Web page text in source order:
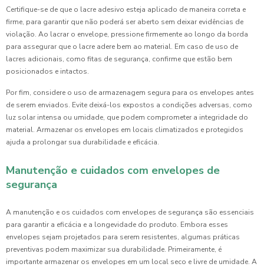
Certifique-se de que o lacre adesivo esteja aplicado de maneira correta e
firme, para garantir que não poderá ser aberto sem deixar evidências de
violação. Ao lacrar o envelope, pressione firmemente ao longo da borda
para assegurar que o lacre adere bem ao material. Em caso de uso de
lacres adicionais, como fitas de segurança, confirme que estão bem
posicionados e intactos.
Por fim, considere o uso de armazenagem segura para os envelopes antes
de serem enviados. Evite deixá-los expostos a condições adversas, como
luz solar intensa ou umidade, que podem comprometer a integridade do
material. Armazenar os envelopes em locais climatizados e protegidos
ajuda a prolongar sua durabilidade e eficácia.
Manutenção e cuidados com envelopes de
segurança
A manutenção e os cuidados com envelopes de segurança são essenciais
para garantir a eficácia e a longevidade do produto. Embora esses
envelopes sejam projetados para serem resistentes, algumas práticas
preventivas podem maximizar sua durabilidade. Primeiramente, é
importante armazenar os envelopes em um local seco e livre de umidade. A